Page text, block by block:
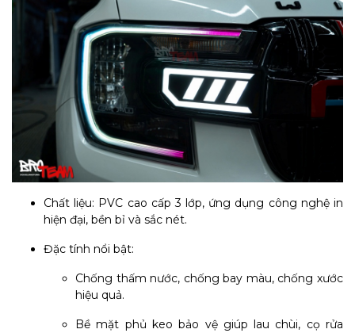
Chất liệu: PVC cao cấp 3 lớp, ứng dụng công nghệ in
hiện đại, bền bỉ và sắc nét.
Đặc tính nổi bật:
Chống thấm nước, chống bay màu, chống xước
hiệu quả.
Bề mặt phủ keo bảo vệ giúp lau chùi, cọ rửa